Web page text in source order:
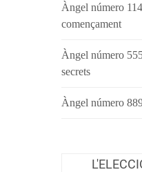
Àngel número
començament
Àngel número
secrets
Àngel número